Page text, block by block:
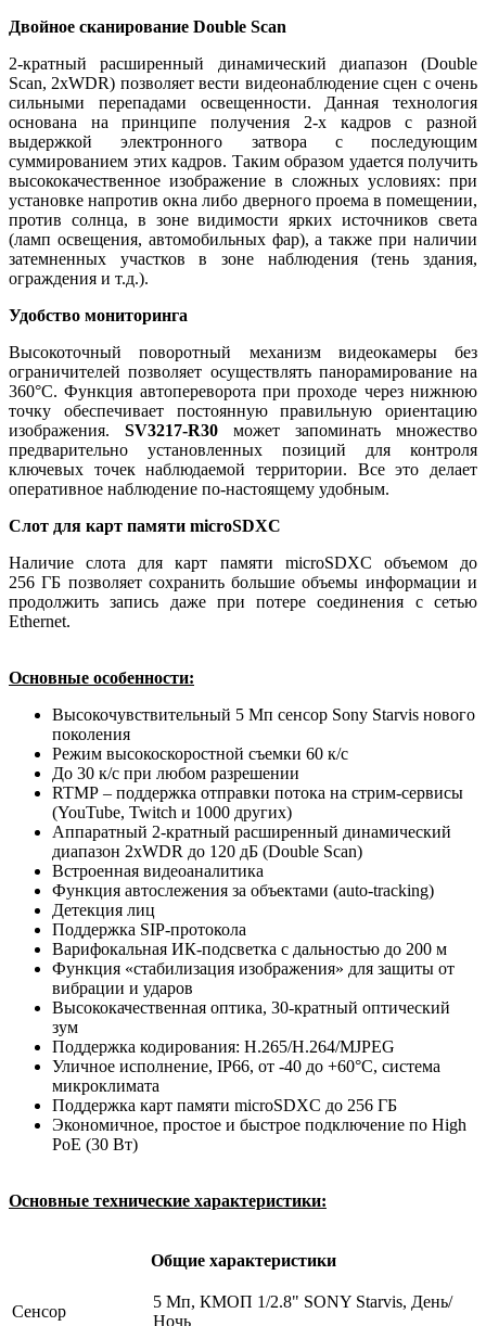
Двойное сканирование Double Scan
2-кратный расширенный динамический диапазон (Double
Scan, 2xWDR) позволяет вести видеонаблюдение сцен с очень
сильными перепадами освещенности. Данная технология
основана на принципе получения 2-х кадров с разной
выдержкой электронного затвора с последующим
суммированием этих кадров. Таким образом удается получить
высококачественное изображение в сложных условиях: при
установке напротив окна либо дверного проема в помещении,
против солнца, в зоне видимости ярких источников света
(ламп освещения, автомобильных фар), а также при наличии
затемненных участков в зоне наблюдения (тень здания,
ограждения и т.д.).
Удобство мониторинга
Высокоточный поворотный механизм видеокамеры без
ограничителей позволяет осуществлять панорамирование на
360°С. Функция автопереворота при проходе через нижнюю
точку обеспечивает постоянную правильную ориентацию
изображения. SV3217-R30 может запоминать множество
предварительно установленных позиций для контроля
ключевых точек наблюдаемой территории. Все это делает
оперативное наблюдение по-настоящему удобным.
Слот для карт памяти microSDXC
Наличие слота для карт памяти microSDXC объемом до
256 ГБ позволяет сохранить большие объемы информации и
продолжить запись даже при потере соединения с сетью
Ethernet.
Основные особенности:
Высокочувствительный 5 Мп сенсор Sony Starvis нового
поколения
Режим высокоскоростной съемки 60 к/с
До 30 к/с при любом разрешении
RTMP – поддержка отправки потока на стрим-сервисы
(YouTube, Twitch и 1000 других)
Аппаратный 2-кратный расширенный динамический
диапазон 2xWDR до 120 дБ (Double Scan)
Встроенная видеоаналитика
Функция автослежения за объектами (auto-tracking)
Детекция лиц
Поддержка SIP-протокола
Варифокальная ИК-подсветка с дальностью до 200 м
Функция «стабилизация изображения» для защиты от
вибрации и ударов
Высококачественная оптика, 30-кратный оптический
зум
Поддержка кодирования: H.265/H.264/MJPEG
Уличное исполнение, IP66, от -40 до +60°C, система
микроклимата
Поддержка карт памяти microSDXC до 256 ГБ
Экономичное, простое и быстрое подключение по High
PoE (30 Вт)
Основные технические характеристики:
Общие характеристики
Сенсор
5 Мп, КМОП 1/2.8" SONY Starvis, День/
Ночь